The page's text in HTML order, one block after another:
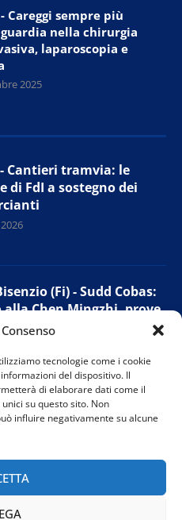
tecnologie come i cookie
del dispositivo. Il
di elaborare dati come il
su questo sito. Non
influire negativamente su alcune
Careggi sempre più
nella chirurgia
laparoscopia e
2025
Cantieri tramvia: le
di FdI a sostegno dei
(Fi) - Sudd Cobas:
alla Chen Mingzhi, prove
con l’azienda
giunta provinciale
“Tutelare i negozi